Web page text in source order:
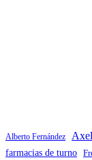
Alberto Fernández
farmacias de turno